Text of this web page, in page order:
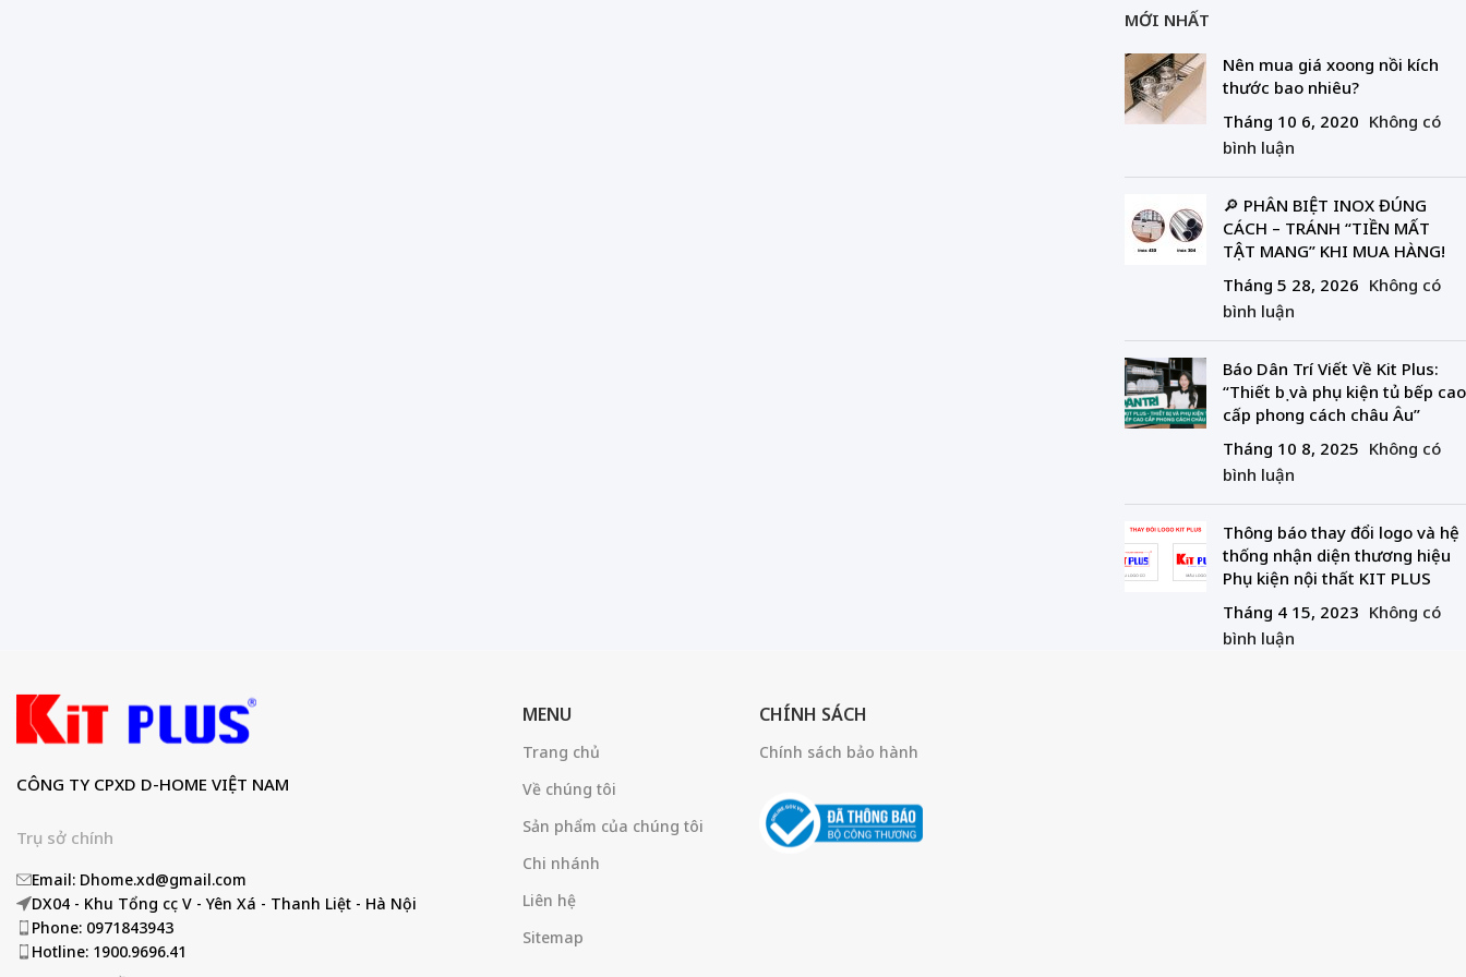
MỚI NHẤT
Nên mua giá xoong nồi kích
thước bao nhiêu?
Tháng 10 6, 2020 Không có
bình luận
🔎 PHÂN BIỆT INOX ĐÚNG
CÁCH – TRÁNH “TIỀN MẤT
TẬT MANG” KHI MUA HÀNG!
Tháng 5 28, 2026 Không có
bình luận
Báo Dân Trí Viết Về Kit Plus:
“Thiết bị và phụ kiện tủ bếp cao
cấp phong cách châu Âu”
Tháng 10 8, 2025 Không có
bình luận
Thông báo thay đổi logo và hệ
thống nhận diện thương hiệu
Phụ kiện nội thất KIT PLUS
Tháng 4 15, 2023 Không có
bình luận
CÔNG TY CPXD D-HOME VIỆT NAM
Trụ sở chính
Email: Dhome.xd@gmail.com
DX04 - Khu Tổng cục V - Yên Xá - Thanh Liệt - Hà Nội
Phone: 0971843943
Hotline: 1900.9696.41
MENU
Trang chủ
Về chúng tôi
Sản phẩm của chúng tôi
Chi nhánh
Liên hệ
Sitemap
CHÍNH SÁCH
Chính sách bảo hành